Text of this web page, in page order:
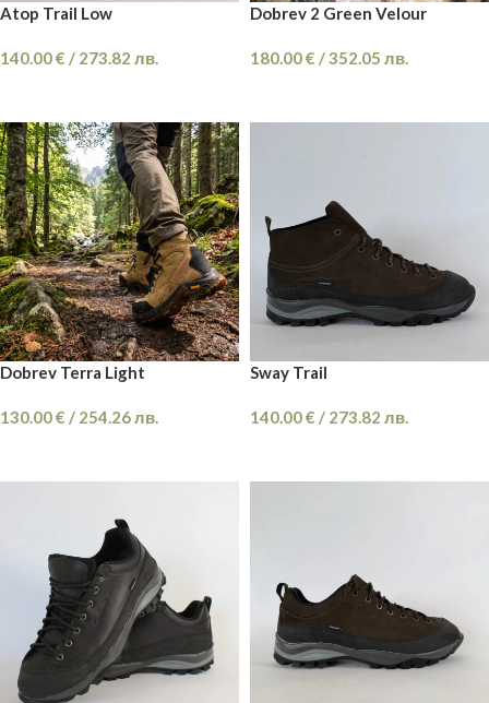
Atop Trail Low
140.00€ / 273.82 лв.
Dobrev 2 Green Velour
180.00€ /352.05 лв.
Dobrev Terra Light
130.00€ / 254.26лв.
Sway Trail
140.00€ / 273.82 лв.